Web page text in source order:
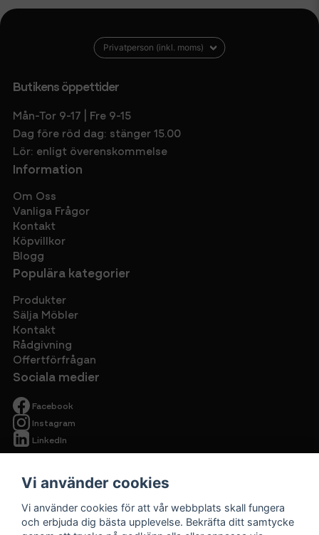
Butikens öppettider
Mån-Tor 9-17 | Fre 9-15
Dag före röd dag: stänger 15.00
Lör: enligt överenskommelse
Information
Om Oss
Vanliga Frågor
Kontakt
Köpvillkor
Blogg
Populära kategorier
Produkter
Sälja Möbler
Kontakt
Rådgivning
Offertförfrågan
Sociala medier
Facebook
Instagram
LinkedIn
Vi använder cookies
Vi använder cookies för att vår webbplats skall fungera
och erbjuda dig bästa upplevelse. Bekräfta ditt samtycke